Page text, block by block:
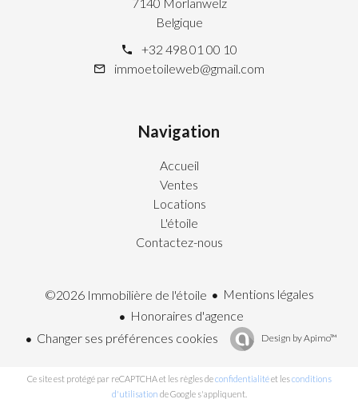
Belgique
+32 498 01 00 10
immoetoileweb@gmail.com
Navigation
Accueil
Ventes
Locations
L'étoile
Contactez-nous
©2026 Immobilière de l'étoile
Mentions légales
Honoraires d'agence
Changer ses préférences cookies
Design byApimo™
Ce site est protégé par reCAPTCHA et les règles deconfidentialitéet lesconditions
d'utilisation de Google s'appliquent.